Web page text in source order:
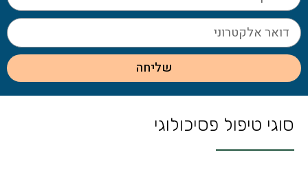
שליחה
סוגי טיפול פסיכולוגי